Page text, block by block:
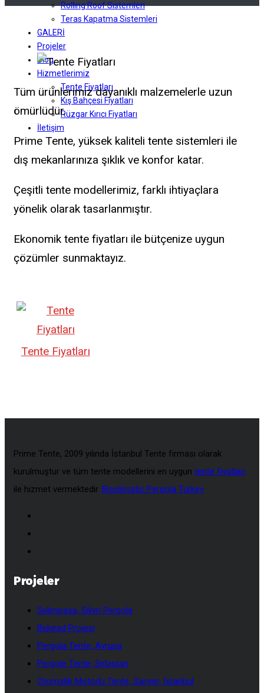
Rolling Roof Sistemleri
Teras Kapatma Sistemleri
GALERİ
Projeler
Blog
Hizmetlerimiz
Tente Fiyatları
Kış Bahçesi Fiyatları
Rüzgar Kırıcı Fiyatları
İletişim
Tüm ürünlerimiz dayanıklı malzemelerle uzun
ömürlüdür.
Prime Tente, yüksek kaliteli tente sistemleri ile
dış mekanlarınıza şıklık ve konfor katar.
Çeşitli tente modellerimiz, farklı ihtiyaçlara
yönelik olarak tasarlanmıştır.
Ekonomik tente fiyatları ile bütçenize uygun
çözümler sunmaktayız.
Tente Fiyatları
Prime Tente, 2009 yılında İstanbul Tente firması olarak
kurulmuştur ve tüm tente modellerini en uygun tente fiyatları
ile hizmet vermektedir. Bioclimatic Pergola Turkey
Projeler
Selimpaşa, Silivri Pergola
Belgrad Projesi
Pergola Tente, Avrupa
Pergole Tente, Sırbistan
Otomatik Motorlu Tente, Sarıyer, İstanbul